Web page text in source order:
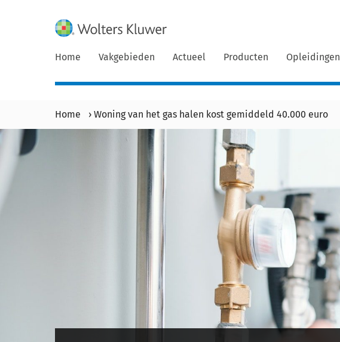
Home Vakgebieden Actueel Producten Opleidingen
Home › Woning van het gas halen kost gemiddeld 40.000 euro